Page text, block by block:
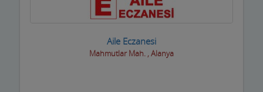
Demir ve Ferforje Ürünleri
Deniz Ürün ve Malzemeleri
Aile Eczanesi
Mahmutlar Mah. , Alanya